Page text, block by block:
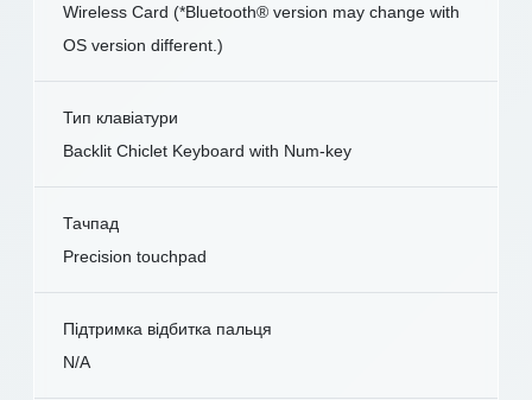
Wireless Card (*Bluetooth® version may change with
OS version different.)
Тип клавіатури
Backlit Chiclet Keyboard with Num-key
Тачпад
Precision touchpad
Підтримка відбитка пальця
N/A